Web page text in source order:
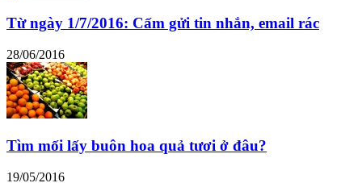
Từ ngày 1/7/2016: Cấm gửi tin nhắn, email rác
28/06/2016
Tìm mối lấy buôn hoa quả tươi ở đâu?
19/05/2016